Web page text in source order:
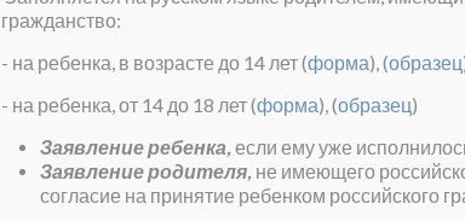
гражданство:
- на ребенка, в возрасте до 14 лет (форма), (образец
- на ребенка, от 14 до 18 лет (форма), (образец)
Заявление ребенка,если ему уже
Заявление родителя, не имеющего
согласие на принятие ребенком российского